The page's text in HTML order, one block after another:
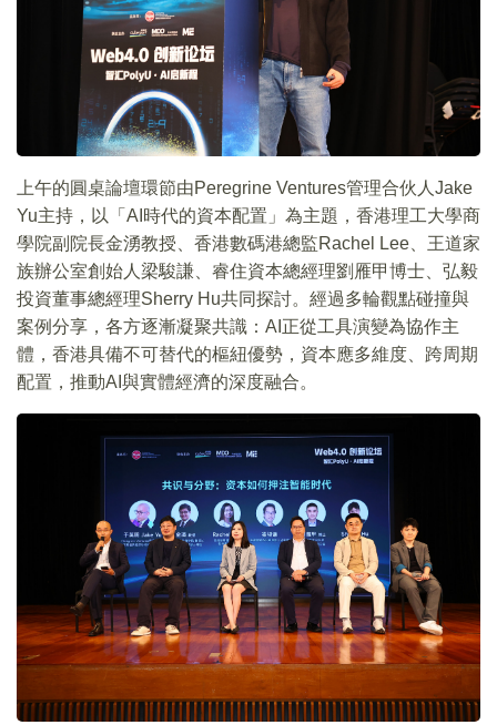
上午的圓桌論壇環節由Peregrine Ventures管理合伙人Jake
Yu主持，以「AI時代的資本配置」為主題，香港理工大學商
學院副院長金湧教授、香港數碼港總監Rachel Lee、王道家
族辦公室創始人梁駿謙、睿住資本總經理劉雁甲博士、弘毅
投資董事總經理Sherry Hu共同探討。經過多輪觀點碰撞與
案例分享，各方逐漸凝聚共識：AI正從工具演變為協作主
體，香港具備不可替代的樞紐優勢，資本應多維度、跨周期
配置，推動AI與實體經濟的深度融合。